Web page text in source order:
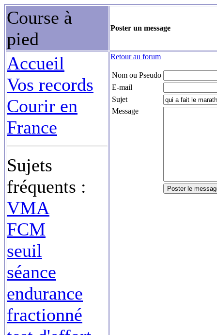
Course à
pied
Poster un message
Accueil
Vos records
Courir en
France
Sujets
fréquents :
VMA
FCM
seuil
séance
endurance
fractionné
Retour au forum
Nom ou Pseudo
E-mail
Sujet
Message